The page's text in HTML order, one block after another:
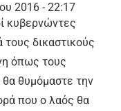
2016 - 22:17
κυβερνώντες
δικαστικούς
όπως τους
θα θυμόμαστε την
που ο λαός θα